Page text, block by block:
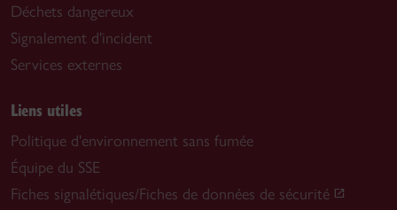
Déchets dangereux
Signalement d'incident
Services externes
Liens utiles
Politique d'environnement sans fumée
Équipe du SSE
Fiches signalétiques/Fiches de données de sécurité